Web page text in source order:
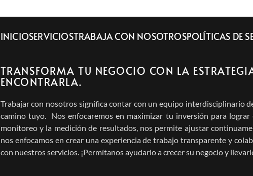
INICIOSERVICIOSTRABAJA CON NOSOTROSPOLÍTICAS DE
TRANSFORMA TU NEGOCIO CON LA
ENCONTRARLA.
Trabajar con nosotros significa contar con un equipo interdisciplinario
camino tuyo. Nos enfocaremos en maximizar tu inversión para
monitoreo y la medición de resultados, nos permite ajustar
nos enfocamos en crear una experiencia de trabajo transparente y
con nuestros servicios. ¡Permítanos ayudarlo a crecer su negocio y